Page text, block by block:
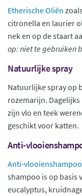
Etherische Oliën
citronella en laurier
nek en op de staart
op: niet te gebruiken
Natuurlijke spray
Natuurlijke spray op
rozemarijn. Dagelijks
zijn vlo en teek
geschikt voor katten.
Anti-
Anti-vlooienshampoo
shampoo is op basis
eucalyptus,